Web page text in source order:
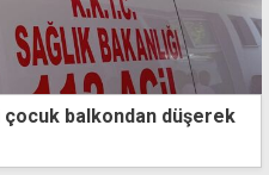
çocuk balkondan düşerek